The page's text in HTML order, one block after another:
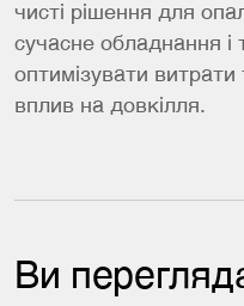
чисті рішення для
сучасне обладнання і
оптимізувати витрати
вплив на довкілля.
Ви